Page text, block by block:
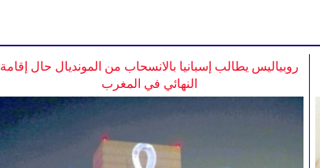
روبياليس يطالب إسبانيا بالانسحاب من المونديال حال إقامة
النهائي في المغرب